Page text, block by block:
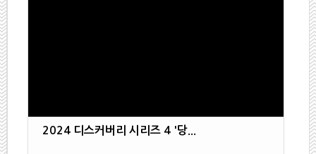
2024 디스커버리 시리즈 4 '당...